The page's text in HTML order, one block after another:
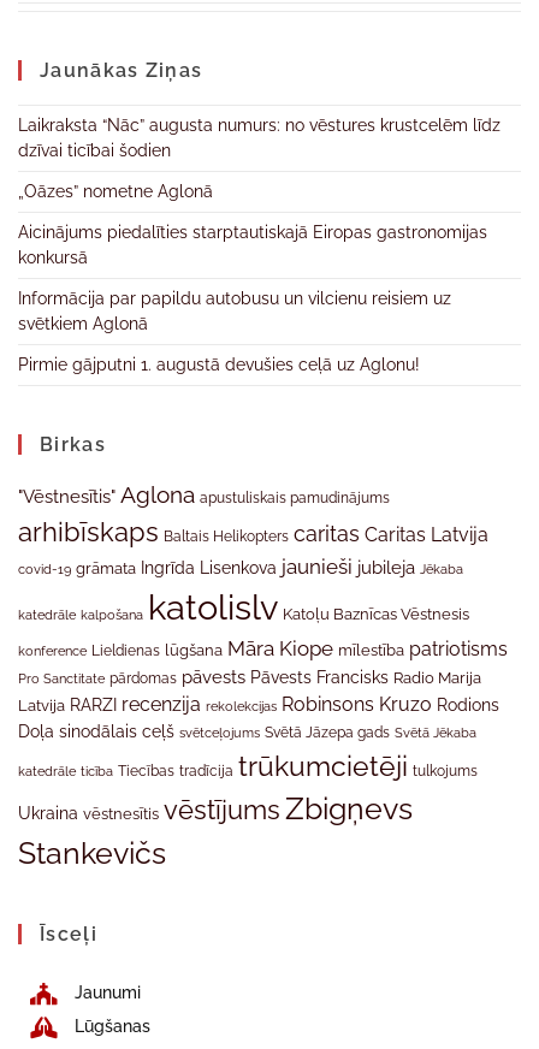
Jaunākas Ziņas
Laikraksta “Nāc” augusta numurs: no vēstures krustcelēm līdz
dzīvai ticībai šodien
„Oāzes” nometne Aglonā
Aicinājums piedalīties starptautiskajā Eiropas gastronomijas
konkursā
Informācija par papildu autobusu un vilcienu reisiem uz
svētkiem Aglonā
Pirmie gājputni 1. augustā devušies ceļā uz Aglonu!
Birkas
"Vēstnesītis" Aglona apustuliskais pamudinājums
arhibīskaps Baltais Helikopters caritas Caritas Latvija
covid-19 grāmata Ingrīda Lisenkova jaunieši jubileja Jēkaba
katedrāle kalpošana katolislv Katoļu Baznīcas Vēstnesis
konference Lieldienas lūgšana Māra Kiope mīlestība patriotisms
Pro Sanctitate pārdomas pāvests Pāvests Francisks Radio Marija
Latvija RARZI recenzija rekolekcijas Robinsons Kruzo Rodions
Doļa sinodālais ceļš svētceļojums Svētā Jāzepa gads Svētā Jēkaba
katedrāle ticība Tiecības tradīcija trūkumcietēji tulkojums
Ukraina vēstnesītis vēstījumsZbigņevs
Stankevičs
Īsceļi
Jaunumi
Lūgšanas